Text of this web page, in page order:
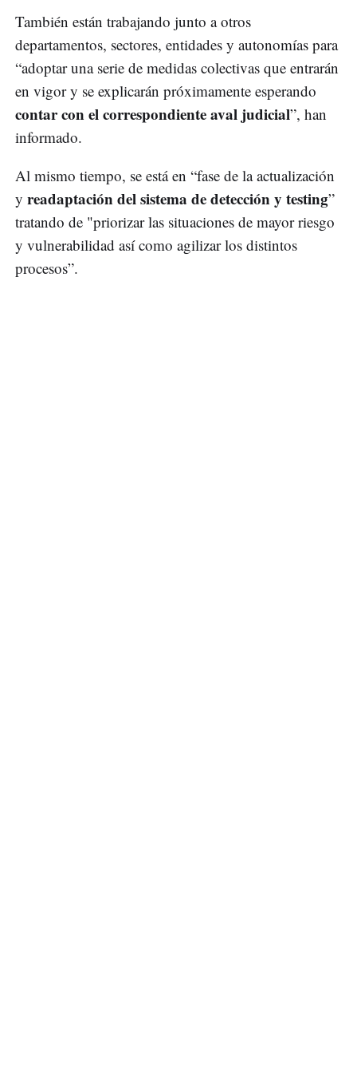
También están trabajando junto a otros
departamentos, sectores, entidades y autonomías para
“adoptar una serie de medidas colectivas que entrarán
en vigor y se explicarán próximamente esperando
contar con el correspondiente aval judicial”, han
informado.
Al mismo tiempo, se está en “fase de la actualización
y readaptación del sistema de detección y testing”
tratando de "priorizar las situaciones de mayor riesgo
y vulnerabilidad así como agilizar los distintos
procesos”.